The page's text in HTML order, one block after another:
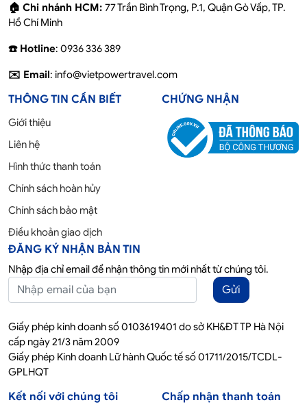
🏠 Chi nhánh HCM: 77 Trần Bình Trọng, P.1, Quận Gò Vấp, TP.
Hồ Chí Minh
☎️ Hotline: 0936 336 389
✉️ Email: info@vietpowertravel.com
THÔNG TIN CẦN BIẾT
Giới thiệu
Liên hệ
Hình thức thanh toán
Chính sách hoàn hủy
Chính sách bảo mật
Điều khoản giao dịch
CHỨNG NHẬN
ĐĂNG KÝ NHẬN BẢN TIN
Nhập địa chỉ email để nhận thông tin mới nhất từ chúng tôi.
Gửi
Giấy phép kinh doanh số 0103619401 do sở KH&ĐT TP Hà Nội
cấp ngày 21/3 năm 2009
Giấy phép Kinh doanh Lữ hành Quốc tế số 01711/2015/TCDL-
GPLHQT
Kết nối với chúng tôi Chấp nhận thanh toán